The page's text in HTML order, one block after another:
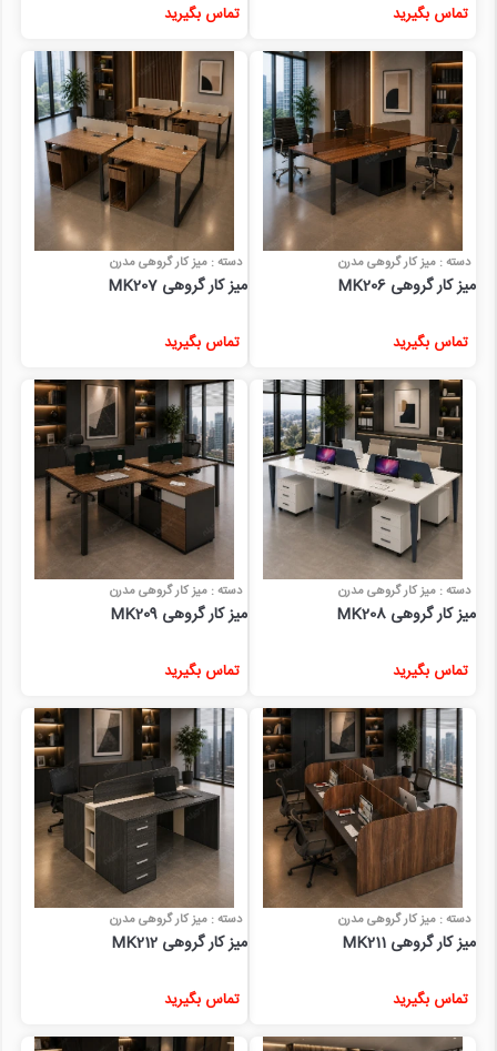
تماس بگیرید تماس بگیرید
دسته : میز کار گروهی مدرن
میز کار گروهی MK206
تماس بگیرید
دسته : میز کار گروهی مدرن
میز کار گروهی MK207
تماس بگیرید
دسته : میز کار گروهی مدرن
میز کار گروهی MK208
تماس بگیرید
دسته : میز کار گروهی مدرن
میز کار گروهی MK209
تماس بگیرید
دسته : میز کار گروهی مدرن
میز کار گروهی MK211
تماس بگیرید
دسته : میز کار گروهی مدرن
میز کار گروهی MK212
تماس بگیرید